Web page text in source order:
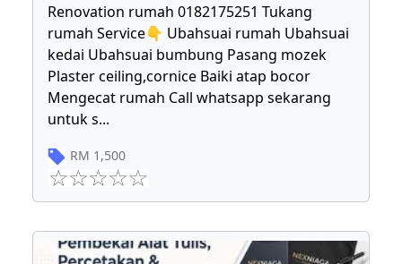
Renovation rumah 0182175251 Tukang
rumah Service👇 Ubahsuai rumah Ubahsuai
kedai Ubahsuai bumbung Pasang mozek
Plaster ceiling,cornice Baiki atap bocor
Mengecat rumah Call whatsapp sekarang
untuk s...
RM 1,500